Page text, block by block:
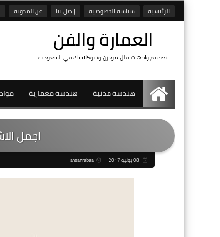
الرئيسية سياسة الخصوصية إتصل بنا عن المدونة
العمارة والفن
تصميم واجهات فلل مودرن ونيوكلاسك في السعودية
الرئيسية
هندسة مدنية هندسة معمارية
اجمل
08 يونيو 2017 ahsanrabaa